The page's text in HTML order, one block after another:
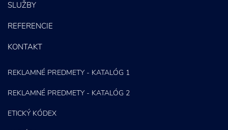
SLUŽBY
REFERENCIE
KONTAKT
REKLAMNÉ PREDMETY - KATALÓG 1
REKLAMNÉ PREDMETY - KATALÓG 2
ETICKÝ KÓDEX